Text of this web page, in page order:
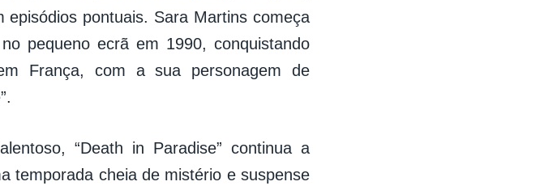
episódios pontuais. Sara Martins começa
pequeno ecrã em 1990, conquistando
França, com a sua personagem de
“Death in Paradise” continua a
temporada cheia de mistério e suspense